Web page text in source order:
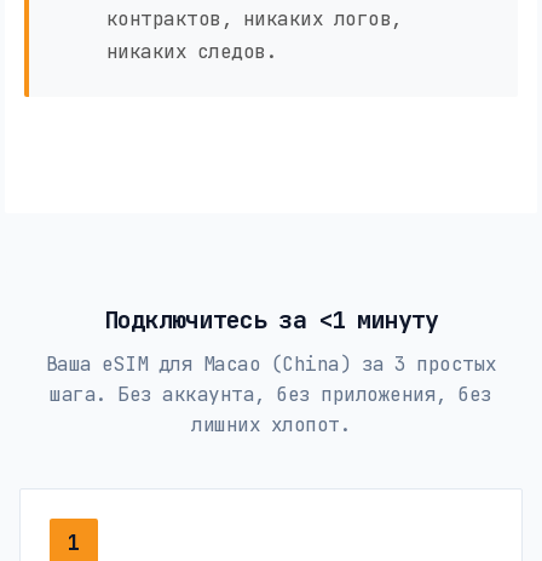
контрактов, никаких логов,
никаких следов.
Подключитесь за <1 минуту
Ваша eSIM для Macao (China) за 3 простых
шага. Без аккаунта, без приложения, без
лишних хлопот.
1